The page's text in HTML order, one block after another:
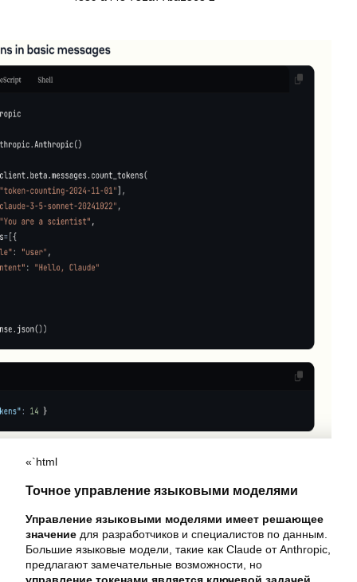
«`html
Точное управление языковыми моделями
Управление языковыми моделями имеет решающее
значение для разработчиков и специалистов по данным.
Большие языковые модели, такие как Claude от Anthropic,
предлагают замечательные возможности, но
управление токенами является ключевой задачей